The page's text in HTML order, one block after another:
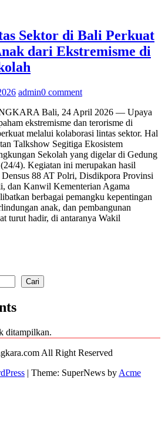
Sektor di Bali Perkuat
dari Ekstremisme di
admin0 comment
Bali, 24 April 2026 — Upaya
ekstremisme dan terorisme di
melalui kolaborasi lintas sektor. Hal
Talkshow Segitiga Ekosistem
Sekolah yang digelar di Gedung
4). Kegiatan ini merupakan hasil
88 AT Polri, Disdikpora Provinsi
dan Kanwil Kementerian Agama
berbagai pemangku kepentingan
anak, dan pembangunan
turut hadir, di antaranya Wakil
Cari
ditampilkan.
All Right Reserved
| Theme: SuperNews by Acme